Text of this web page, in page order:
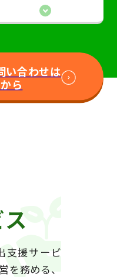
い合わせは
ら
支援サービ
を務める、